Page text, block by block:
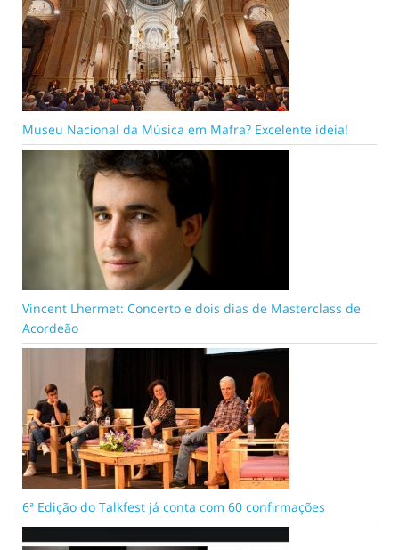
Museu Nacional da Música em Mafra? Excelente ideia!
Vincent Lhermet: Concerto e dois dias de Masterclass de
Acordeão
6ª Edição do Talkfest já conta com 60 confirmações